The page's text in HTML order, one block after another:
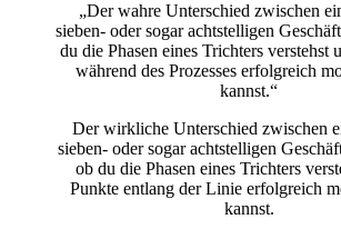
„Der wahre Unterschied zwischen
sieben- oder sogar achtstelligen
du die Phasen eines Trichters verstehst
während des Prozesses erfolgreich
kannst.“
Der wirkliche Unterschied zwischen
sieben- oder sogar achtstelligen
ob du die Phasen eines Trichters
Punkte entlang der Linie erfolgreich
kannst.